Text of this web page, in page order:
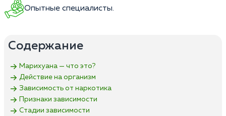
Опытные специалисты.
Содержание
Марихуана — что это?
Действие на организм
Зависимость от наркотика
Признаки зависимости
Стадии зависимости